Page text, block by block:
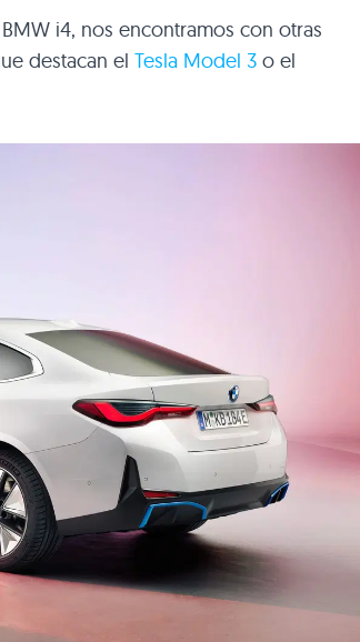
i4, nos encontramos con otras
destacan el Tesla Model 3 o el